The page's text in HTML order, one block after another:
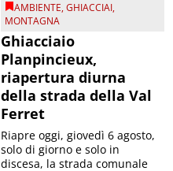
AMBIENTE,GHIACCIAI,
MONTAGNA
Ghiacciaio
Planpincieux,
riapertura diurna
della strada della Val
Ferret
Riapre oggi, giovedì 6 agosto,
solo di giorno e solo in
discesa, la strada comunale